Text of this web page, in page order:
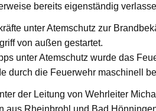
bereits eigenständig
unter Atemschutz zur
von außen gestartet.
unter Atemschutz wurde das
durch die Feuerwehr maschinell
der Leitung von Wehrleiter